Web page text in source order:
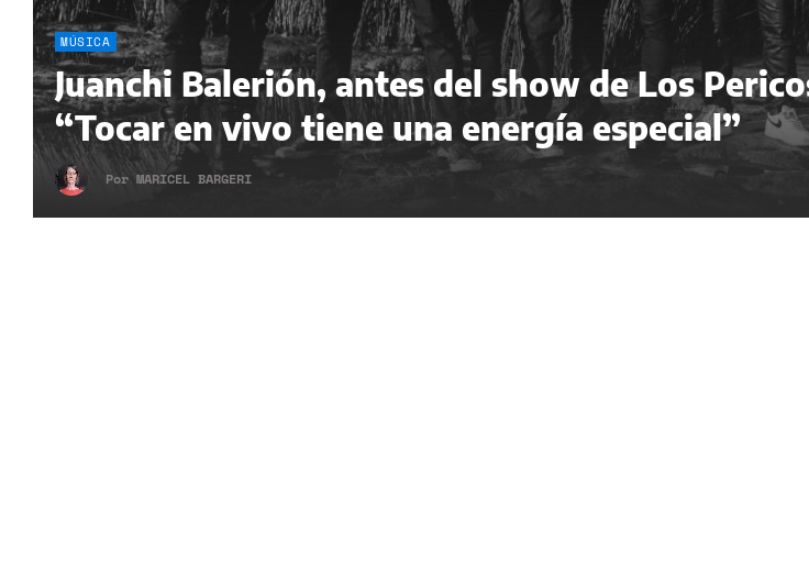
MÚSICA
Juanchi Balerión, antes del show de Los
“Tocar en vivo tiene una energía especial”
Por MARICEL BARGERI